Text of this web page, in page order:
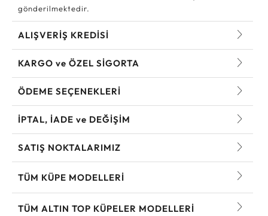
gönderilmektedir.
ALIŞVERİŞ KREDİSİ
KARGO ve ÖZEL SİGORTA
ÖDEME SEÇENEKLERİ
İPTAL, İADE ve DEĞİŞİM
SATIŞ NOKTALARIMIZ
TÜM KÜPE MODELLERI
TÜM ALTIN TOP KÜPELER MODELLERI